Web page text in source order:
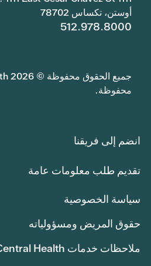
أوستن، تكساس 78702
512.978.8000
محفوظة.
انضم إلى فريقنا
تقديم طلب معلومات عامة
سياسة الخصوصية
حقوق المريض ومسؤولياته
ملاحظات خدمات Central Health